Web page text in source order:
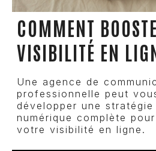
COMMENT
VISIBILITÉ EN
Une agence de
professionnelle peut
développer une stratégie
numérique complète
votre visibilité en ligne.